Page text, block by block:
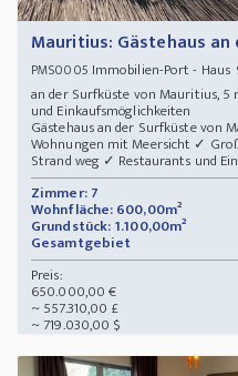
Mauritius: Gästehaus
PMS0005 Immobilien-Port - Haus
an der Surfküste von Mauritius,
und Einkaufsmöglichkeiten
Gästehaus an der Surfküste von
Wohnungen mit Meersicht ✓
Strand weg ✓ Restaurants und
Zimmer: 7
Wohnfläche: 600,00m²
Grundstück: 1.100,00m²
Gesamtgebiet
Preis:
650.000,00 €
~ 557.310,00 £
~ 719.030,00 $